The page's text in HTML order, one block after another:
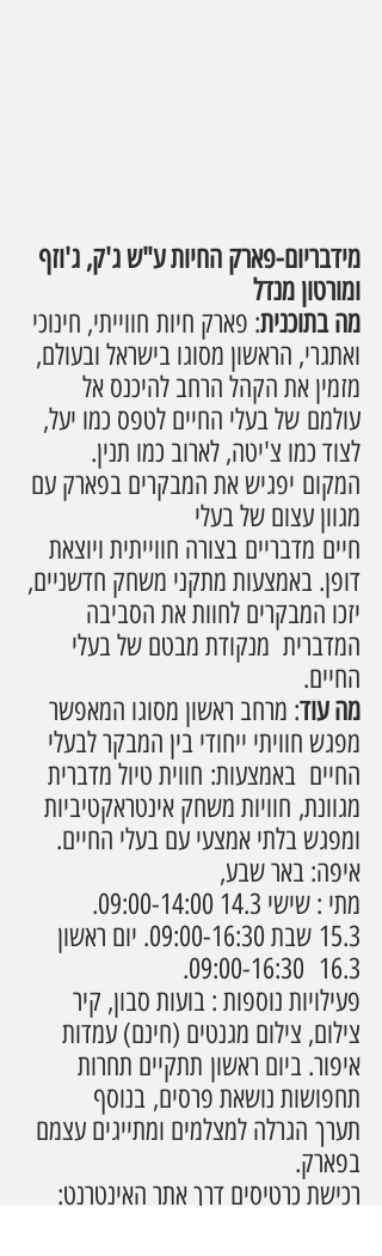
מידבריום-פארק החיות ע"ש ג'ק, ג'וזף
ומורטון מנדל
מה בתוכנית: פארק חיות חווייתי, חינוכי
ואתגרי, הראשון מסוגו בישראל ובעולם,
מזמין את הקהל הרחב להיכנס אל
עולמם של בעלי החיים לטפס כמו יעל,
לצוד כמו צ'יטה, לארוב כמו תנין.
המקום יפגיש את המבקרים בפארק עם
מגוון עצום של בעלי
חיים מדבריים בצורה חווייתית ויוצאת
דופן. באמצעות מתקני משחק חדשניים,
יזכו המבקרים לחוות את הסביבה
המדברית  מנקודת מבטם של בעלי
החיים.
מה עוד: מרחב ראשון מסוגו המאפשר
מפגש חוויתי ייחודי בין המבקר לבעלי
החיים  באמצעות: חווית טיול מדברית
מגוונת, חוויות משחק אינטראקטיביות
ומפגש בלתי אמצעי עם בעלי החיים.
איפה: באר שבע,
מתי : שישי 14.3 09:00-14:00.
15.3 שבת 09:00-16:30. יום ראשון
16.3  09:00-16:30.
פעילויות נוספות : בועות סבון, קיר
צילום, צילום מגנטים (חינם) עמדות
איפור. ביום ראשון תתקיים תחרות
תחפושות נושאת פרסים, בנוסף
תערך הגרלה למצלמים ומתייגים עצמם
בפארק.
רכישת כרטיסים דרך אתר האינטרנט: